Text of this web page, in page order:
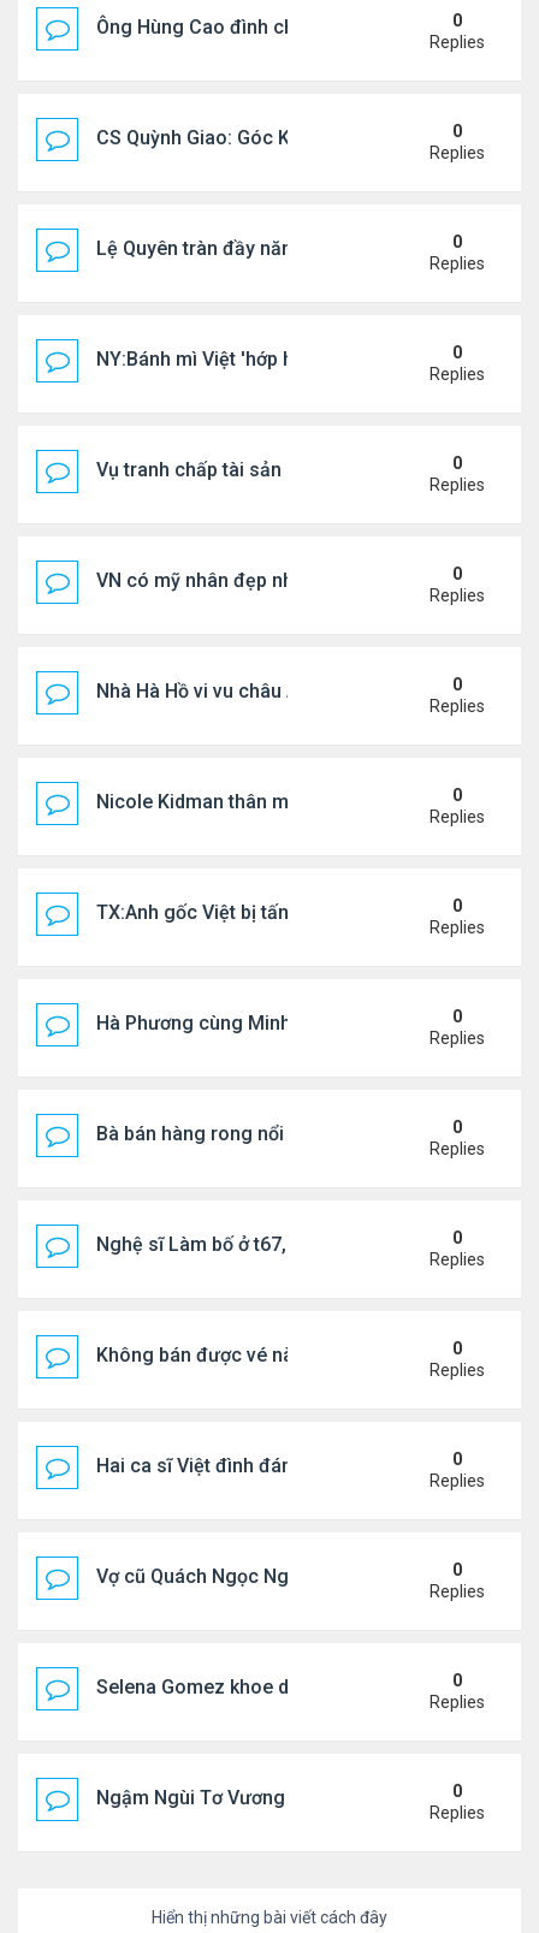
Ông Hùng Cao đình chỉ công tác quan chức 'nói
0
Replies
CS Quỳnh Giao: Góc Khuất Của Căn Bệnh Đoạt
0
Replies
Lệ Quyên tràn đầy năng lượng tại Mỹ
0
Replies
NY:Bánh mì Việt 'hớp hồn' thực khách Mỹ
0
Replies
Vụ tranh chấp tài sản của dv Đức Tiến
0
Replies
VN có mỹ nhân đẹp như búp bê bỏ showbiz lấy
0
Replies
Nhà Hà Hồ vi vu châu Âu
0
Replies
Nicole Kidman thân mật bên bf doanh nhân
0
Replies
TX:Anh gốc Việt bị tấn công dã man, khó qua khỏi
0
Replies
Hà Phương cùng Minh Tuyết đi sự kiện
0
Replies
Bà bán hàng rong nổi tiếng bị tịch thu quang gánh
0
Replies
Nghệ sĩ Làm bố ở t67, mê dưỡng da chẳng kém
0
Replies
Không bán được vé nào, 1 phim Việt rời rạp
0
Replies
Hai ca sĩ Việt đình đám không phải vợ chồng vẫn
0
Replies
Vợ cũ Quách Ngọc Ngoan: "Tôi sắp 50, liệu có
0
Replies
Selena Gomez khoe dáng mừng sinh nhật
0
Replies
Ngậm Ngùi Tơ Vương - Video YouTube ngâm bài
0
Replies
Hiển thị những bài viết cách đây